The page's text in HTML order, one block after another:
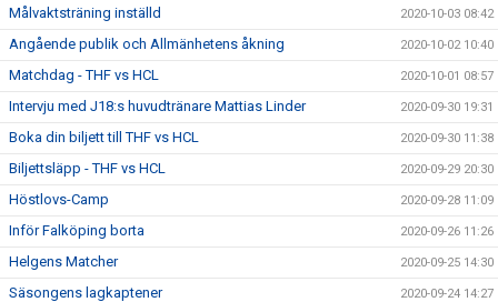
Målvaktsträning inställd 2020-10-03 08:42
Angående publik och Allmänhetens åkning 2020-10-02 10:40
Matchdag - THF vs HCL 2020-10-01 08:57
Intervju med J18:s huvudtränare Mattias Linder 2020-09-30 19:31
Boka din biljett till THF vs HCL 2020-09-30 11:38
Biljettsläpp - THF vs HCL 2020-09-29 20:30
Höstlovs-Camp 2020-09-28 11:09
Inför Falköping borta 2020-09-26 11:26
Helgens Matcher 2020-09-25 14:30
Säsongens lagkaptener 2020-09-24 14:27